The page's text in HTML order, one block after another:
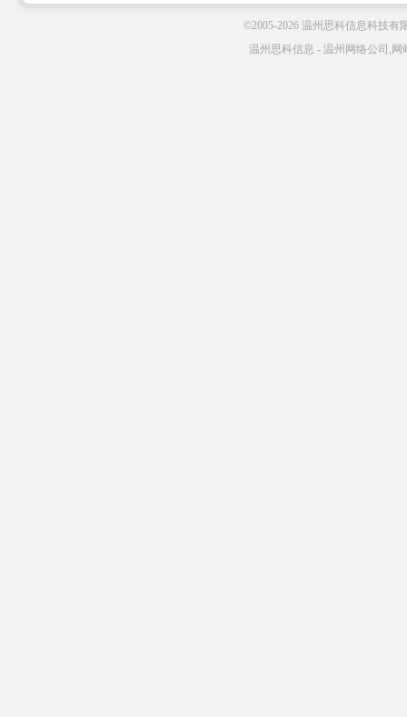
©2005-2026 温州思科信息科技有
温州思科信息 - 温州网络公司,